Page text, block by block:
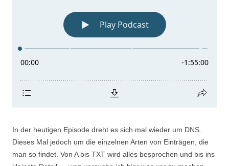
In der heutigen Episode dreht es sich mal wieder um DNS.
Dieses Mal jedoch um die einzelnen Arten von Einträgen, die
man so findet. Von A bis TXT wird alles besprochen und bis ins